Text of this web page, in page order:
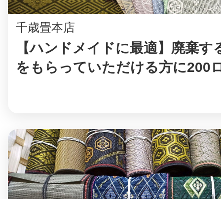
千歳畳本店
【ハンドメイドに最適】廃棄す
をもらっていただける方に200
渋谷区